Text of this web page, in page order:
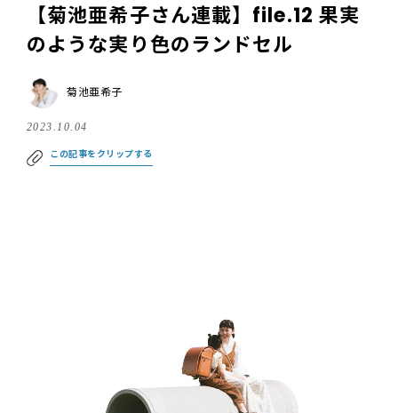
【菊池亜希子さん連載】file.12 果実
のような実り色のランドセル
菊池亜希子
2023.10.04
この記事をクリップする